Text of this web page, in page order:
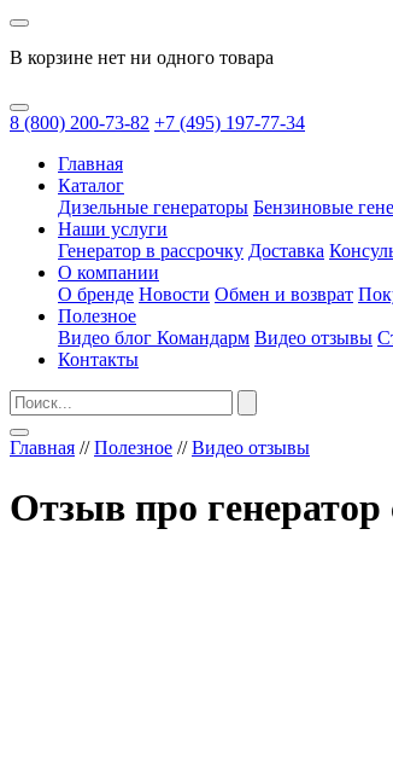
В корзине нет ни одного товара
8 (800) 200-73-82 +7 (495) 197-77-34
Главная
Каталог
Дизельные генераторы Бензиновые
Наши услуги
Генератор в рассрочку Доставка
О компании
О бренде Новости Обмен и возврат
Полезное
Видео блог Командарм Видео отзывы
Контакты
Главная //Полезное //Видео отзывы
Отзыв про генератор